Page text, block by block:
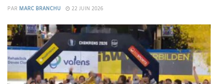
PAR MARC BRANCHU 22 JUIN 2026